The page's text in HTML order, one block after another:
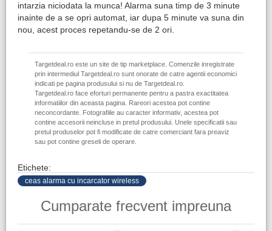
intarzia niciodata la munca! Alarma suna timp de 3 minute
inainte de a se opri automat, iar dupa 5 minute va suna din
nou, acest proces repetandu-se de 2 ori.
Targetdeal.ro este un site de tip marketplace. Comenzile inregistrate
prin intermediul Targetdeal.ro sunt onorate de catre agentii economici
indicati pe pagina produsului si nu de Targetdeal.ro.
Targetdeal.ro face eforturi permanente pentru a pastra exactitatea
informatiilor din aceasta pagina. Rareori acestea pot contine
neconcordante. Fotografiile au caracter informativ, acestea pot
contine accesorii neincluse in pretul produsului. Unele specificatii sau
pretul produselor pot fi modificate de catre comerciant fara preaviz
sau pot contine greseli de operare.
Etichete:
ceas alarma cu incarcator wireless
Cumparate frecvent impreuna